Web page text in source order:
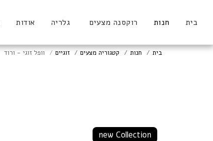
בית חנות רוקסנה מצעים גלריה אודות
בית חנות קטגוריה מצעים זוגיים וופל זוגי - ורוד
new Collection